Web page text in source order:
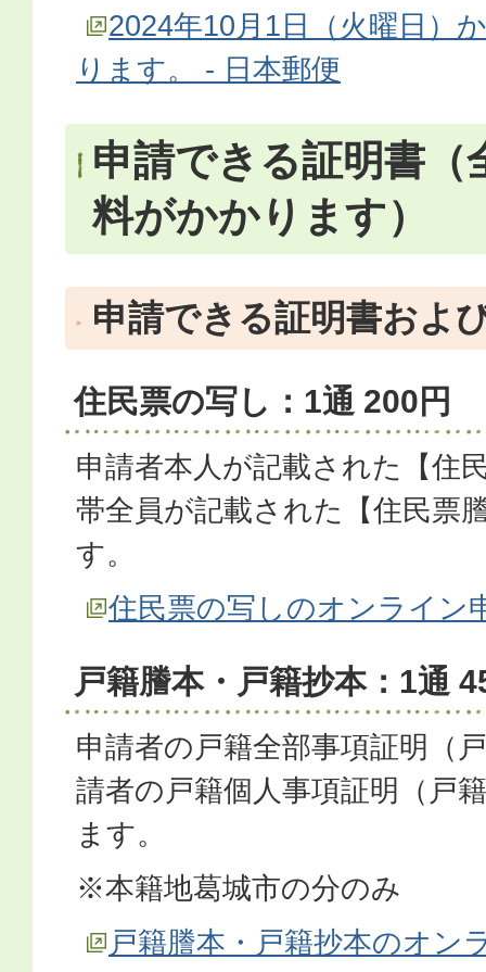
2024年10月1日（火曜日）
ります。 - 日本郵便
申請できる証明書（
料がかかります）
申請できる証明書およ
住民票の写し：1通 200円
申請者本人が記載された【住
帯全員が記載された【住民票
す。
住民票の写しのオンライン
戸籍謄本・戸籍抄本：1通
申請者の戸籍全部事項証明（
請者の戸籍個人事項証明（戸
ます。
※本籍地葛城市の分のみ
戸籍謄本・戸籍抄本のオン